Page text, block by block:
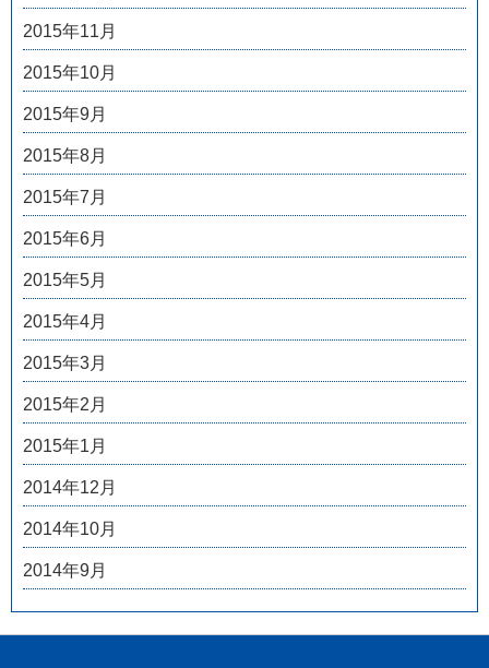
2015年11月
2015年10月
2015年9月
2015年8月
2015年7月
2015年6月
2015年5月
2015年4月
2015年3月
2015年2月
2015年1月
2014年12月
2014年10月
2014年9月